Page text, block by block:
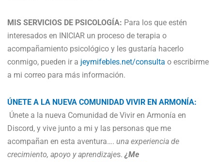
MIS SERVICIOS DE PSICOLOGÍA: Para los que estén
interesados en INICIAR un proceso de terapia o
acompañamiento psicológico y les gustaría hacerlo
conmigo, pueden ir a jeymifebles.net/consulta o escribirme
a mi correo para más información.
ÚNETE A LA NUEVA COMUNIDAD VIVIR EN ARMONÍA:
Únete a la nueva Comunidad de Vivir en Armonía en
Discord, y vive junto a mi y las personas que me
acompañan en esta aventura…. una experiencia de
crecimiento, apoyo y aprendizajes. ¿Me